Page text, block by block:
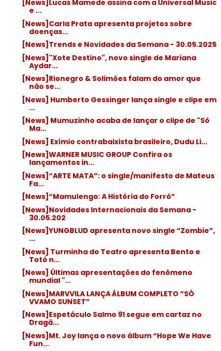
[News]Lucas Mamede assina com a Universal Music
e ...
[News]Carla Prata apresenta projetos sobre
doenças...
[News]Trends e Novidades da Semana - 30.05.2025
[News]"Xote Destino", novo single de Mariana
Aydar...
[News]Rionegro & Solimões falam do amor que
não se...
[News] Humberto Gessinger lança single e clipe em
...
[News] Mumuzinho acaba de lançar o clipe de "Só
Ma...
[News] Exímio contrabaixista brasileiro, Dudu Li...
[News]WARNER MUSIC GROUP Confira os
lançamentos in...
[News]“ARTE MATA”: o single/manifesto de Mateus
Fa...
[News]“Mamulengo: A História do Forró”
[News]Novidades Internacionais da Semana -
30.05.202
[News]YUNGBLUD apresenta novo single “Zombie”,
...
[News] Turminha do Teatro apresenta Bento e
Totó n...
[News] Últimas apresentações do fenômeno
mundial "...
[News]MARVVILA LANÇA ÁLBUM COMPLETO “SÓ
VVAMO SUNSET”
[News]Espetáculo Salmo 91 segue em cartaz no
Dragã...
[News]Mt. Joy lança o novo álbum “Hope We Have
Fun...